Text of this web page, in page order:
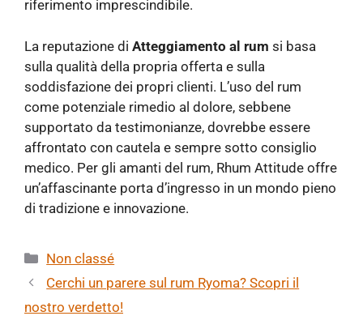
riferimento imprescindibile.
La reputazione di Atteggiamento al rum si basa
sulla qualità della propria offerta e sulla
soddisfazione dei propri clienti. L’uso del rum
come potenziale rimedio al dolore, sebbene
supportato da testimonianze, dovrebbe essere
affrontato con cautela e sempre sotto consiglio
medico. Per gli amanti del rum, Rhum Attitude offre
un’affascinante porta d’ingresso in un mondo pieno
di tradizione e innovazione.
Categorie
Non classé
Cerchi un parere sul rum Ryoma? Scopri il
nostro verdetto!